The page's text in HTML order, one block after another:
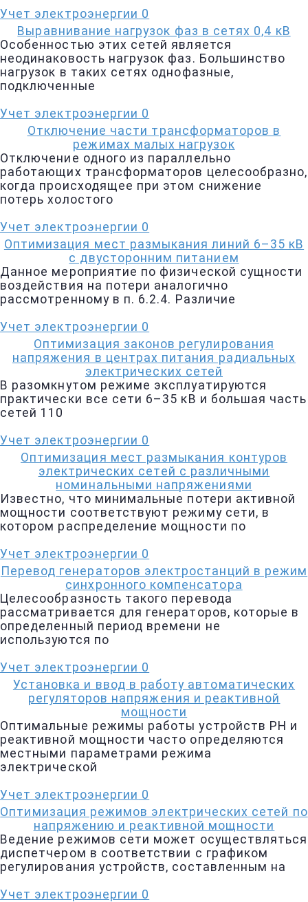
Учет электроэнергии 0
Выравнивание нагрузок фаз в сетях 0,4 кВ
Особенностью этих сетей является
неодинаковость нагрузок фаз. Большинство
нагрузок в таких сетях однофазные,
подключенные
Учет электроэнергии 0
Отключение части трансформаторов в
режимах малых нагрузок
Отключение одного из параллельно
работающих трансформаторов целесообразно,
когда происходящее при этом снижение
потерь холостого
Учет электроэнергии 0
Оптимизация мест размыкания линий 6–35 кВ
с двусторонним питанием
Данное мероприятие по физической сущности
воздействия на потери аналогично
рассмотренному в п. 6.2.4. Различие
Учет электроэнергии 0
Оптимизация законов регулирования
напряжения в центрах питания радиальных
электрических сетей
В разомкнутом режиме эксплуатируются
практически все сети 6–35 кВ и большая часть
сетей 110
Учет электроэнергии 0
Оптимизация мест размыкания контуров
электрических сетей с различными
номинальными напряжениями
Известно, что минимальные потери активной
мощности соответствуют режиму сети, в
котором распределение мощности по
Учет электроэнергии 0
Перевод генераторов электростанций в режим
синхронного компенсатора
Целесообразность такого перевода
рассматривается для генераторов, которые в
определенный период времени не
используются по
Учет электроэнергии 0
Установка и ввод в работу автоматических
регуляторов напряжения и реактивной
мощности
Оптимальные режимы работы устройств РН и
реактивной мощности часто определяются
местными параметрами режима
электрической
Учет электроэнергии 0
Оптимизация режимов электрических сетей по
напряжению и реактивной мощности
Ведение режимов сети может осуществляться
диспетчером в соответствии с графиком
регулирования устройств, составленным на
Учет электроэнергии 0